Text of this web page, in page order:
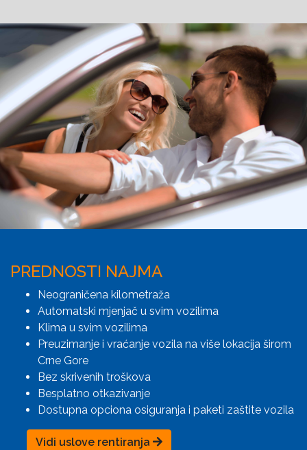
PREDNOSTI NAJMA
Neograničena kilometraža
Automatski mjenjač u svim vozilima
Klima u svim vozilima
Preuzimanje i vraćanje vozila na više lokacija širom
Crne Gore
Bez skrivenih troškova
Besplatno otkazivanje
Dostupna opciona osiguranja i paketi zaštite vozila
Vidi uslove rentiranja